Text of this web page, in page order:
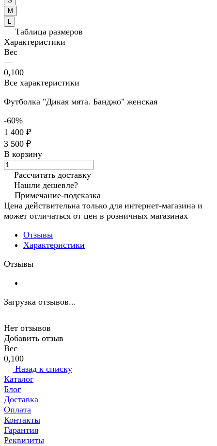
M
L
Таблица размеров
Характеристики
Вес
—
0,100
Все характеристики
Футболка "Дикая мята. Банджо" женская
-60%
1 400 ₽
3 500 ₽
В корзину
Рассчитать доставку
Нашли дешевле?
Примечание-подсказка
Цена действительна только для интернет-магазина и
может отличаться от цен в розничных магазинах
Отзывы
Характеристики
Отзывы
Загрузка отзывов...
Нет отзывов
Добавить отзыв
Вес
0,100
Назад к списку
Каталог
Блог
Доставка
Оплата
Контакты
Гарантия
Реквизиты